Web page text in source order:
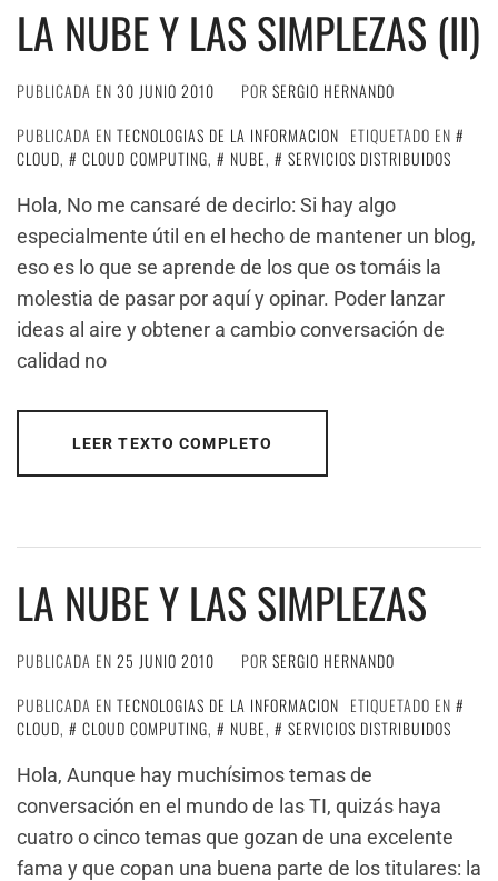
LA NUBE Y LAS SIMPLEZAS (II)
PUBLICADA EN 30 JUNIO 2010 POR SERGIO HERNANDO
PUBLICADA EN TECNOLOGIAS DE LA INFORMACION ETIQUETADO EN
CLOUD, CLOUD COMPUTING, NUBE,
SERVICIOS DISTRIBUIDOS
Hola, No me cansaré de decirlo: Si hay algo
especialmente útil en el hecho de mantener un blog,
eso es lo que se aprende de los que os tomáis la
molestia de pasar por aquí­ y opinar. Poder lanzar
ideas al aire y obtener a cambio conversación de
calidad no
LEER TEXTO COMPLETO
LA NUBE Y LAS SIMPLEZAS
PUBLICADA EN 25 JUNIO 2010 POR SERGIO HERNANDO
PUBLICADA EN TECNOLOGIAS DE LA INFORMACION ETIQUETADO EN
CLOUD, CLOUD COMPUTING, NUBE,
SERVICIOS DISTRIBUIDOS
Hola, Aunque hay muchísimos temas de
conversación en el mundo de las TI, quizás haya
cuatro o cinco temas que gozan de una excelente
fama y que copan una buena parte de los titulares: la